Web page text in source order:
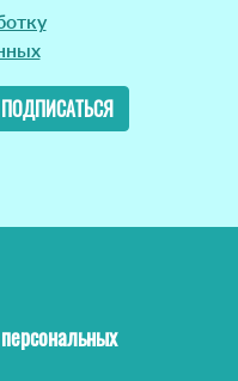
ПОДПИСАТЬСЯ